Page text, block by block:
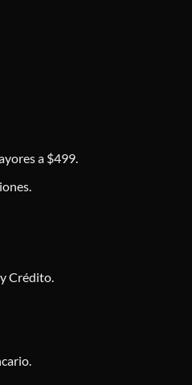
a $499.
Crédito.